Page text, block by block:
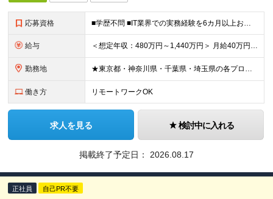
応募資格 ■学歴不問 ■IT業界での実務経験を6カ月以上お持ちの方 開発言語、担当工程、経験業界は問いません。 システム開発だけでなく、 インフラの運用・監視、テスト、 ヘルプデスク、社内SEなどの 経験を
給与 ＜想定年収：480万円～1,440万円＞ 月給40万円～120万円 ※給与は経験、スキル、担当工程、案件単価などを考慮し決定します。 ※試用期間はありません。 【固定残業代について】 なし（残業代
勤務地 ★東京都・神奈川県・千葉県・埼玉県の各プロジェクト先 ※プロジェクト先によりテレワーク・在宅OK！ ■池袋本社（最寄：池袋駅） 東京都豊島区池袋2-55-13 合田ビル5F (変更の範囲)上記を
働き方 リモートワークOK
求人を見る 検討中に入れる
掲載終了予定日： 2026.08.17
正社員 自己PR不要